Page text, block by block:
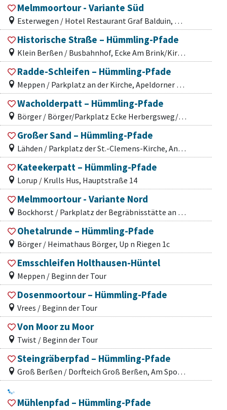
Melmmoortour - Variante Süd
Esterwegen / Hotel Restaurant Graf Balduin, Am Sportpark 1
Historische Straße – Hümmling-Pfade
Klein Berßen / Busbahnhof, Ecke Am Brink/Kirchstraße
Radde-Schleifen – Hümmling-Pfade
Meppen / Parkplatz an der Kirche, Apeldorner Hauptstraße
Wacholderpatt – Hümmling-Pfade
Börger / Börger/Parkplatz Ecke Herbergsweg/Neubörgerstraße
Großer Sand – Hümmling-Pfade
Lähden / Parkplatz der St.-Clemens-Kirche, An der Holter Kirche
Kateekerpatt – Hümmling-Pfade
Lorup / Krulls Hus, Hauptstraße 14
Melmmoortour - Variante Nord
Bockhorst / Parkplatz der Begräbnisstätte an der B401
Ohetalrunde – Hümmling-Pfade
Börger / Heimathaus Börger, Up n Riegen 1c
Emsschleifen Holthausen-Hüntel
Meppen / Beginn der Tour
Dosenmoortour – Hümmling-Pfade
Vrees / Beginn der Tour
Von Moor zu Moor
Twist / Beginn der Tour
Steingräberpfad – Hümmling-Pfade
Groß Berßen / Dorfteich Groß Berßen, Am Sportplatz
Mühlenpfad – Hümmling-Pfade